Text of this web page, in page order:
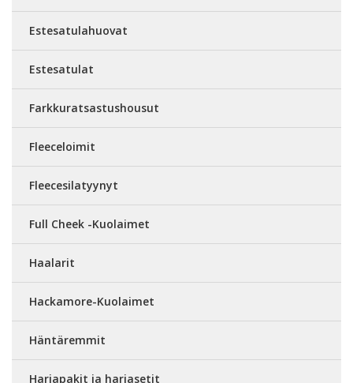
Estesatulahuovat
Estesatulat
Farkkuratsastushousut
Fleeceloimit
Fleecesilatyynyt
Full Cheek -Kuolaimet
Haalarit
Hackamore-Kuolaimet
Häntäremmit
Harjapakit ja harjasetit